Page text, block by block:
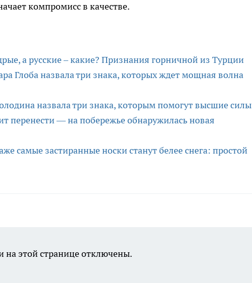
компромисс в качестве.
а русские – какие? Признания горничной из Турции
Глоба назвала три знака, которых ждет мощная волна
назвала три знака, которым помогут высшие силы
перенести — на побережье обнаружилась новая
самые застиранные носки станут белее снега: простой
на этой странице отключены.